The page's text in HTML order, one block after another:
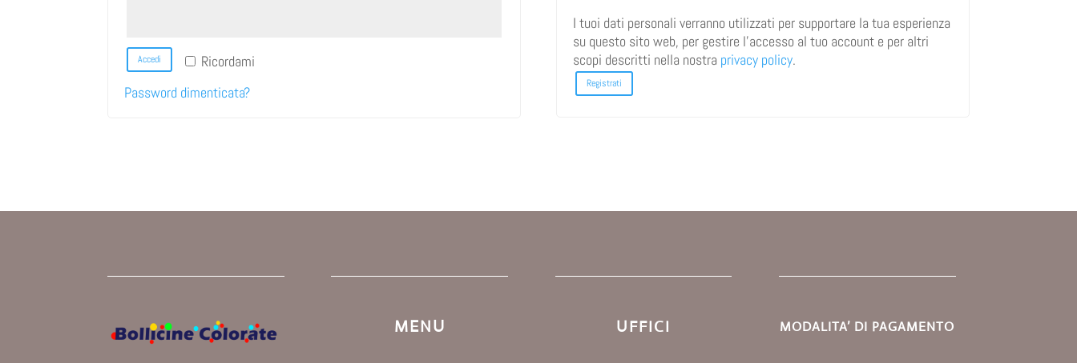
Ricordami
Accedi
Password dimenticata?
I tuoi dati personali verranno utilizzati per supportare la tua esperienza
su questo sito web, per gestire l'accesso al tuo account e per altri
scopi descritti nella nostra privacy policy.
Registrati
MENU UFFICI MODALITA’ DI PAGAMENTO